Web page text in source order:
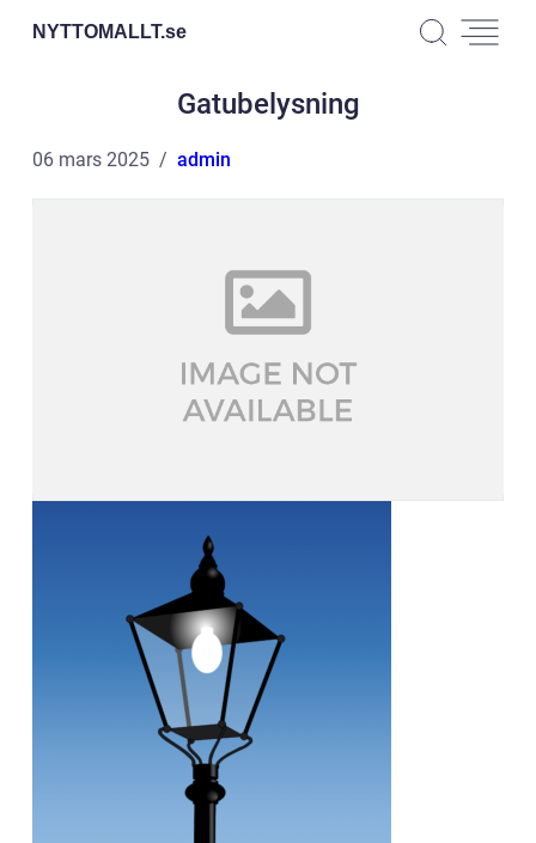
NYTTOMALLT.se
Gatubelysning
06 mars 2025 admin